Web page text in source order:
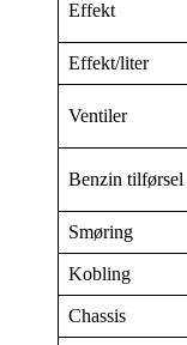
Effekt
Effekt/liter
Ventiler
Benzin tilførsel
Smøring
Kobling
Chassis